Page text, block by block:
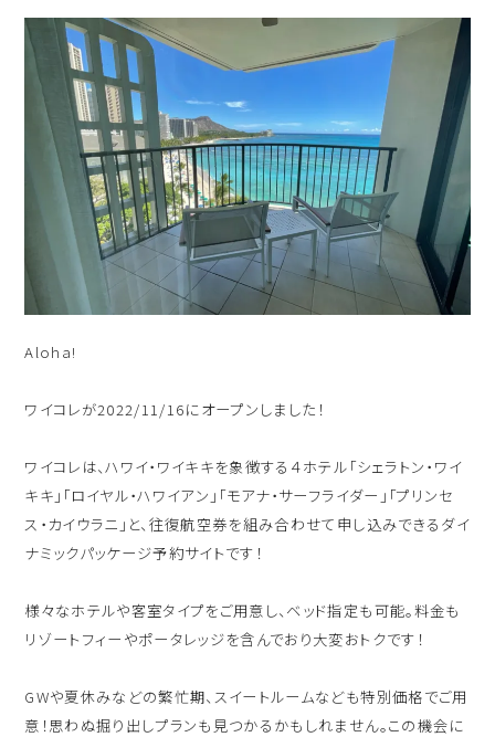
Aloha!
ワイコレが2022/11/16にオープンしました！
ワイコレは、ハワイ・ワイキキを象徴する４ホテル「シェラトン・ワイ
キキ」「ロイヤル・ハワイアン」「モアナ・サーフライダー」「プリンセ
ス・カイウラニ」と、往復航空券を組み合わせて申し込みできるダイ
ナミックパッケージ予約サイトです！
様々なホテルや客室タイプをご用意し、ベッド指定も可能。料金も
リゾートフィーやポータレッジを含んでおり大変おトクです！
GWや夏休みなどの繁忙期、スイートルームなども特別価格でご用
意！思わぬ掘り出しプランも見つかるかもしれません。この機会に
シェラトン・マウイ・リゾート＆スパ
キャンペーン
5つの特徴
よくあるご質問
お客様の声
ハワイの最新情報
お問い合わせ
ご予約の流れ
ハワイ旅行～ご出発からご帰国までの流れ～
出発日
2026年8月29日(土)
現地出発日
2026年9月02日(水)
泊数 部屋数
人数
大人
名/子供0名/添い寝0名/幼児0名
宿泊予約のみのお客様
シェラトン・ワイキキ・ビーチリゾート
ロイヤルハワイアン ラグジュアリーコレクションリゾート
モアナサーフライダー ウェスティンリゾート&スパ
シェラトン プリンセス・カイウラニ
ご予約内容の確認・キャンセル